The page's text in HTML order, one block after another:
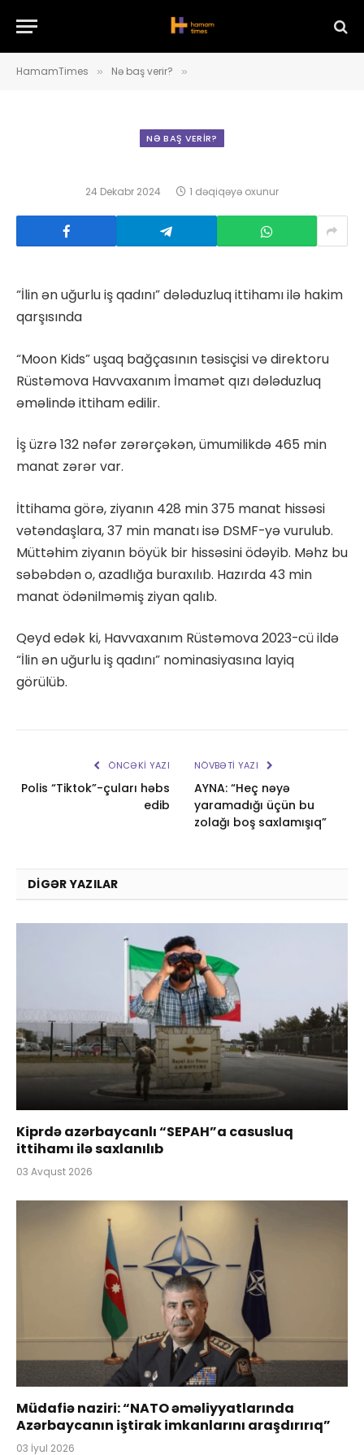
HamamTimes » Nə baş verir? »
NƏ BAŞ VERIR?
24 Dekabr 2024 1 dəqiqəyə oxunur
“İlin ən uğurlu iş qadını” dələduzluq ittihamı ilə hakim
qarşısında
“Moon Kids” uşaq bağçasının təsisçisi və direktoru
Rüstəmova Havvaxanım İmamət qızı dələduzluq
əməlində ittiham edilir.
İş üzrə 132 nəfər zərərçəkən, ümumilikdə 465 min
manat zərər var.
İttihama görə, ziyanın 428 min 375 manat hissəsi
vətəndaşlara, 37 min manatı isə DSMF-yə vurulub.
Müttəhim ziyanın böyük bir hissəsini ödəyib. Məhz bu
səbəbdən o, azadlığa buraxılıb. Hazırda 43 min
manat ödənilməmiş ziyan qalıb.
Qeyd edək ki, Havvaxanım Rüstəmova 2023-cü ildə
“İlin ən uğurlu iş qadını” nominasiyasına layiq
görülüb.
ÖNCƏKI YAZI
Polis “Tiktok”-çuları həbs
edib
NÖVBƏTI YAZI
AYNA: “Heç nəyə
yaramadığı üçün bu
zolağı boş saxlamışıq”
DIGƏR YAZILAR
Kiprdə azərbaycanlı “SEPAH”a casusluq
ittihamı ilə saxlanılıb
03 Avqust 2026
Müdafiə naziri: “NATO əməliyyatlarında
Azərbaycanın iştirak imkanlarını araşdırırıq”
03 İyul 2026